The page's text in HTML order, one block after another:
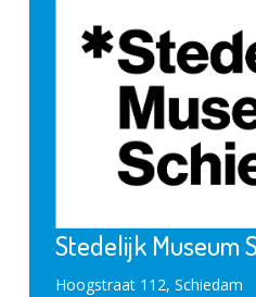
Stedelijk Museum
Hoogstraat 112, Schiedam